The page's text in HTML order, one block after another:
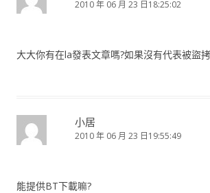
2010 年 06 月 23 日18:25:02
大大你有在la發表文章嗎?如果沒有代表被盜
小居
2010 年 06 月 23 日19:55:49
能提供BT下載嘛?